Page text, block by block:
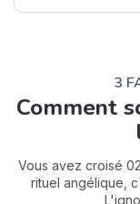
3
Comment
Vous avez croisé
rituel angélique,